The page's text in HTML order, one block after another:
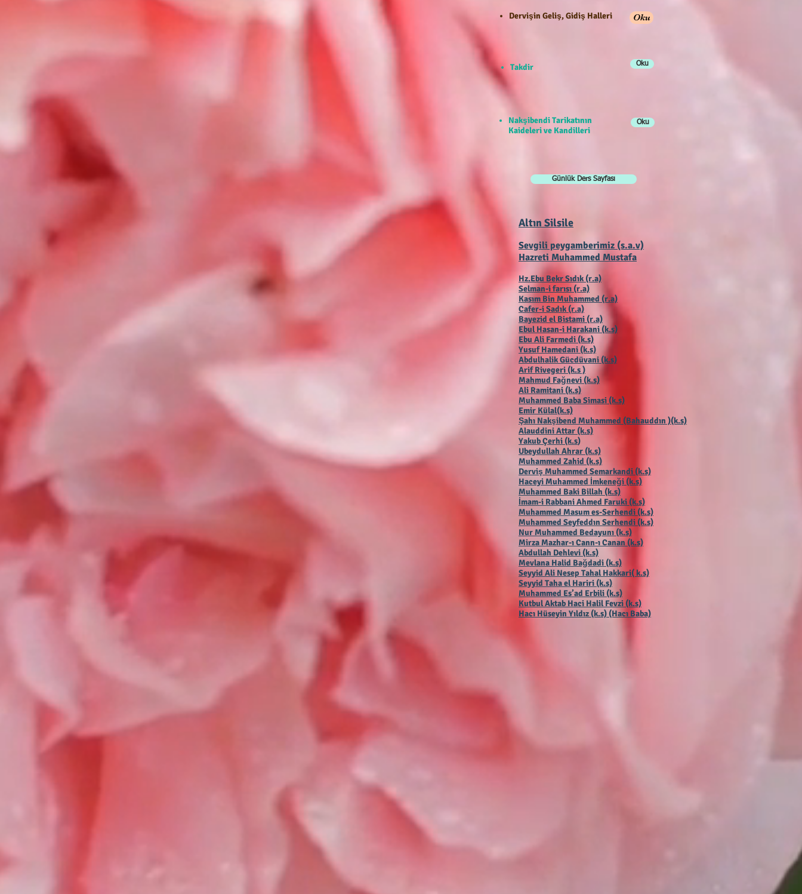
Günlük Ders Sayfası
Altın Silsile
Sevgili peygamberimiz (s.a.v)
Hazreti Muhammed Mustafa
Hz.Ebu Bekr Sıdık (r.a)
Selman-i farısı (r.a)
Kasım Bin Muhammed (r.a)
Cafer-i Sadık (r.a)
Bayezid el Bistami (r.a)
Ebul Hasan-i Harakani (k.s)
Ebu Ali Farmedi (k.s)
Yusuf Hamedani (k.s)
Abdulhalik Gücdüvani (k.s)
Arif Rivegeri (k.s )
Mahmud Fağnevi (k.s)
Ali Ramitani (k.s)
Muhammed Baba Simasi (k.s)
Emir Külal(k.s)
Şahı Nakşibend Muhammed (Bahauddın )(k.s)
Alauddini Attar (k.s)
Yakub Çerhi (k.s)
Ubeydullah Ahrar (k.s)
Muhammed Zahid (k.s)
Derviş Muhammed Semarkandi (k.s)
Haceyi Muhammed İmkeneği (k.s)
Muhammed Baki Billah (k.s)
İmam-i Rabbani Ahmed Faruki (k.s)
Muhammed Masum es-Serhendi (k.s)
Muhammed Seyfeddın Serhendi (k.s)
Nur Muhammed Bedayunı (k.s)
Mirza Mazhar-ı Cann-ı Canan (k.s)
Abdullah Dehlevi (k.s)
Mevlana Halid Bağdadi (k.s)
Seyyid Ali Nesep Tahal Hakkari( k.s)
Seyyid Taha el Hariri (k.s)
Muhammed Es’ad Erbili (k.s)
Kutbul Aktab Haci Halil Fevzi (k.s)
Hacı Hüseyin Yıldız (k.s) (Hacı Baba)
Dervişin Geliş, Gidiş Halleri Oku
Takdir Oku
Nakşibendi Tarikatının
Kaideleri ve Kandilleri
Oku